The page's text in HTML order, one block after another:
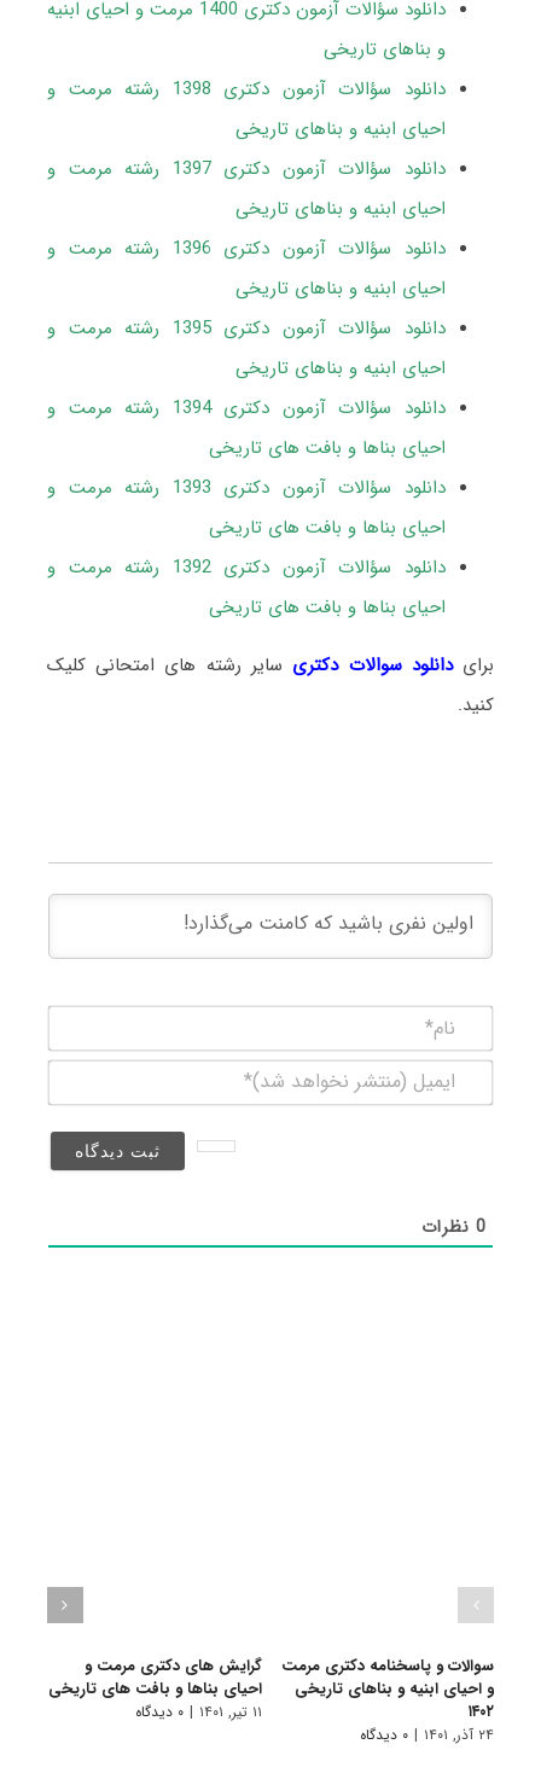
دانلود سؤالات آزمون دکتری 1400 مرمت و احیای ابنیه
و بناهای تاریخی
دانلود سؤالات آزمون دکتری 1398 رشته مرمت و
احیای ابنیه و بناهای تاریخی
دانلود سؤالات آزمون دکتری 1397 رشته مرمت و
احیای ابنیه و بناهای تاریخی
دانلود سؤالات آزمون دکتری 1396 رشته مرمت و
احیای ابنیه و بناهای تاریخی
دانلود سؤالات آزمون دکتری 1395 رشته مرمت و
احیای ابنیه و بناهای تاریخی
دانلود سؤالات آزمون دکتری 1394 رشته مرمت و
احیای بناها و بافت های تاریخی
دانلود سؤالات آزمون دکتری 1393 رشته مرمت و
احیای بناها و بافت های تاریخی
دانلود سؤالات آزمون دکتری 1392 رشته مرمت و
احیای بناها و بافت های تاریخی
برایدانلود سوالات دکتری سایر رشته های امتحانی کلیک
کنید.
(منتشر
0نظرات
سوالات و پاسخنامه دکتری مرمت
و احیای ابنیه و بناهای تاریخی
۱۴۰۲
۲۴ آذر, ۱۴۰۱ | ۰ دیدگاه
گرایش های دکتری ﻣﺮﻣﺖ و
احیای بناها و بافت های تاریخی
۱۱ تیر, ۱۴۰۱ | ۰ دیدگاه